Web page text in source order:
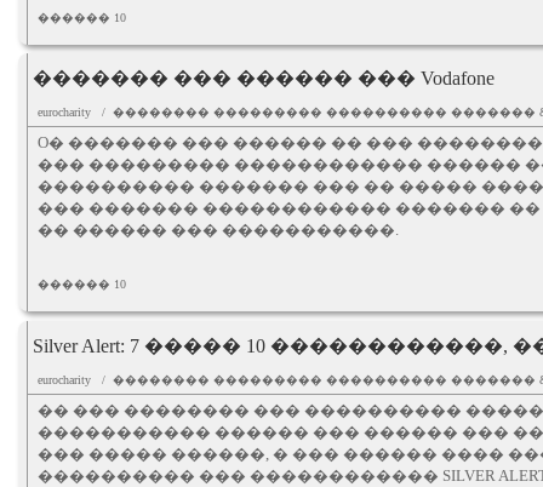
������ 10
������� ��� ������ ��� Vodafone
eurocharity / �������� ��������� ����������
O� ������� ��� ������ �� ���
��� ��������� ������������ ������
���������� ������� ��� �� �����
��� ������� ������������ �������
�� ������ ��� �����������.
������ 10
Silver Alert: 7 ����� 10
eurocharity / �������� ��������� ����������
�� ��� �������� ��� ����������
����������� ������ ��� ������ ���
��� ����� ������, � ��� ������ ����
���������� ��� ������������ SILVER